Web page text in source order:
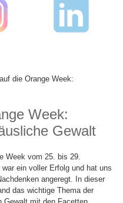
die Orange Week:
Week:
Gewalt
Week vom 25. bis 29.
war ein voller Erfolg und hat uns
angeregt. In dieser
das wichtige Thema der